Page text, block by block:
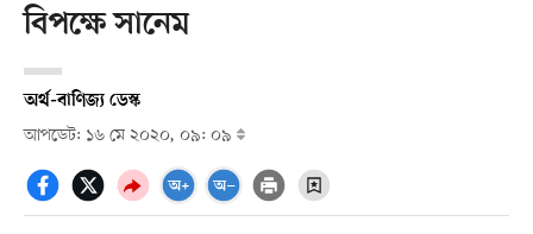
বিপক্ষে সানেম
অর্থ-বাণিজ্য ডেস্ক
আপডেট: ১৬ মে ২০২০, ০৯: ০৯